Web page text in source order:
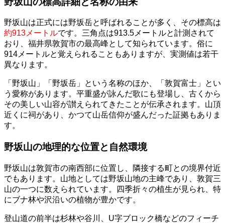
野坂山は正式には野坂岳と呼ばれることが多く、その標高は
約913メートルです。三角点は913.5メートルと計測されて
おり、福井県敦賀市の最高峰として知られています。俗に
914メートルと覚えられることもありますが、実測値は若干
異なります。
「野坂山」「野坂岳」という名称のほか、「敦賀富士」とい
う愛称があります。平重盛が詠んだ歌にも登場し、古くから
その美しい山容が讃えられてきたことが伝承されます。山頂
近くに祠があり、かつて山岳信仰が盛んだった証拠もありま
す。
野坂山の地理的な位置と自然環境
野坂山は敦賀市の南西部に位置し、隣接する町との境界付近
でもあります。山地としては野坂山地の主峰であり、敦賀三
山の一つに数えられています。四季折々の植生が見られ、特
にブナ林や沢沿いの植物が豊かです。
登山道の前半は杉林や谷川、U字ブロック橋などのフィーチ